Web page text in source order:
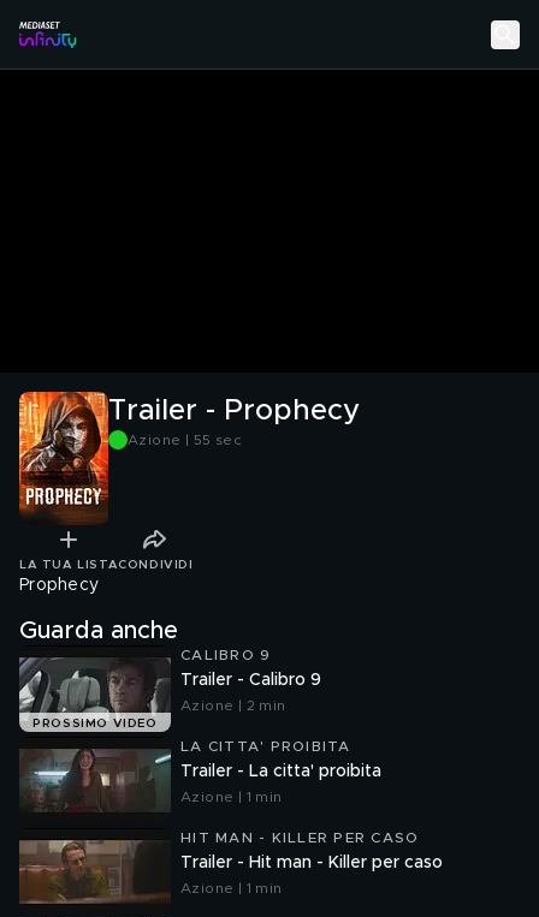
Trailer - Prophecy
Azione | 55 sec
LA TUA LISTACONDIVIDI
Prophecy
Guarda anche
PROSSIMO VIDEO
CALIBRO 9
Trailer - Calibro 9
Azione | 2 min
LA CITTA' PROIBITA
Trailer - La citta' proibita
Azione | 1 min
HIT MAN - KILLER PER CASO
Trailer - Hit man - Killer per caso
Azione | 1 min